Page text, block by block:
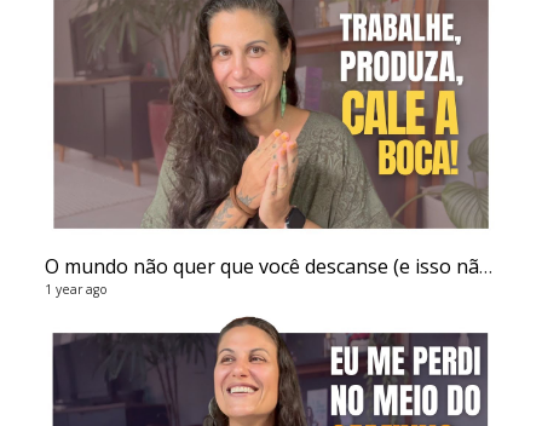
O mundo não quer que você descanse (e isso não é por acaso) - Flavia Melissa
1 year ago